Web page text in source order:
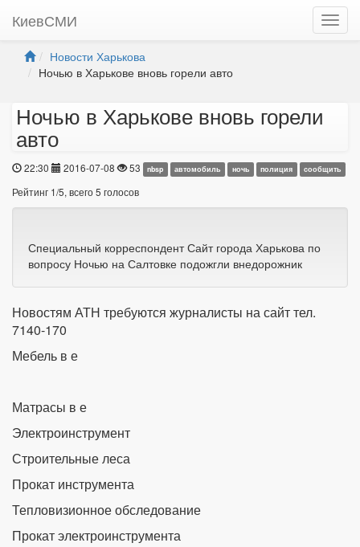
КиевСМИ
Новости Харькова
Ночью в Харькове вновь горели авто
Ночью в Харькове вновь горели
авто
22:30 2016-07-08 53 nbsp автомобиль ночь полиция сообщить
Рейтинг 1/5, всего5 голосов
Специальный корреспондент Сайт города Харькова по
вопросу Ночью на Салтовке подожгли внедорожник
Новостям АТН требуются журналисты на сайт тел.
7140-170
Мебель в е
Матрасы в е
Электроинструмент
Строительные леса
Прокат инструмента
Тепловизионное обследование
Прокат электроинструмента